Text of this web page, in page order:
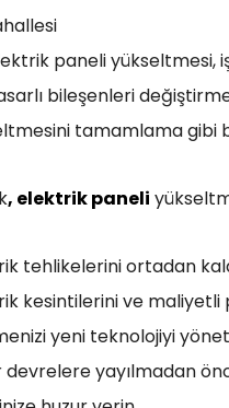
paneli yükseltmesi,
bileşenleri
tamamlama gibi
, elektrik paneli
tehlikelerini ortadan
kesintilerini ve maliyetli
yeni teknolojiyi
devrelere yayılmadan